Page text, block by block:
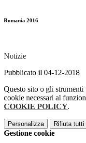
Romania 2016
Notizie
Pubblicato il 04-12-2018
Questo sito o gli
cookie necessari al
COOKIE POLICY.
Personalizza Rifiuta tutti
Gestione cookie